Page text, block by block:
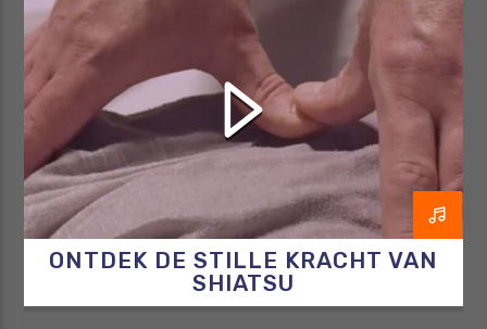
OOSTERSEGENEESKUNDE
RAZO & ZORG
SHIATSU
ONTDEK DE STILLE KRACHT VAN
SHIATSU